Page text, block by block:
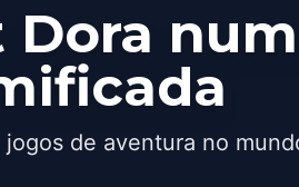
de aventura no